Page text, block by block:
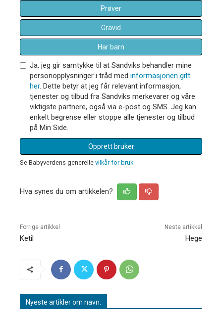
Prøver
Gravid
Har barn
Ja, jeg gir samtykke til at Sandviks behandler mine
personopplysninger i tråd med informasjonen gitt
her. Dette betyr at jeg får relevant informasjon,
tjenester og tilbud fra Sandviks merkevarer og våre
viktigste partnere, også via e-post og SMS. Jeg kan
enkelt begrense eller stoppe alle tjenester og tilbud
på Min Side.
Opprett bruker
Se Babyverdens generelle vilkår for bruk
Hva synes du om artikkelen?
Forrige artikkel
Ketil
Neste artikkel
Hege
Nyeste artikler om navn: